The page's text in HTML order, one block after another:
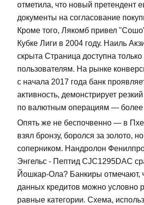
отметила, что новый претендент
документы на согласование
Кроме того, Лякомб привел
Кубке Лиги в 2004 году. Наиль
скрыта Страница доступна
пользователям. На рынке
с начала 2017 года банк
активность, демонстрирует
по валютным операциям — более
Опять же не беспочвенно — в
взял бронзу, боролся за золото,
соперником. Нандролон
Энгельс - Пептид CJC1295DAC
Йошкар-Ола? Банкиры отмечают,
данных кредитов можно условно
равные категории. Схема,